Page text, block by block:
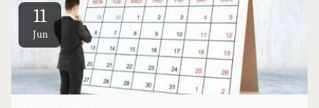
11
Jun